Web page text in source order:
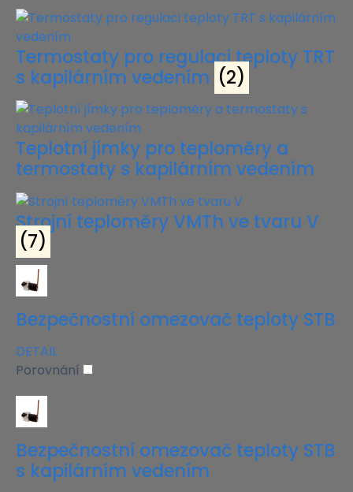
Termostaty pro regulaci teploty TRT
s kapilárním vedením (2)
Teplotní jímky pro teploměry a
termostaty s kapilárním vedením
Strojní teploměry VMTh ve tvaru V
(7)
Bezpečnostní omezovač teploty STB
DETAIL
Porovnání
Bezpečnostní omezovač teploty STB
s kapilárním vedením